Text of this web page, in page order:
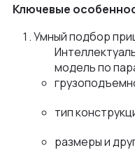
Ключевые
Умный подбор
модель по
тип
размеры и